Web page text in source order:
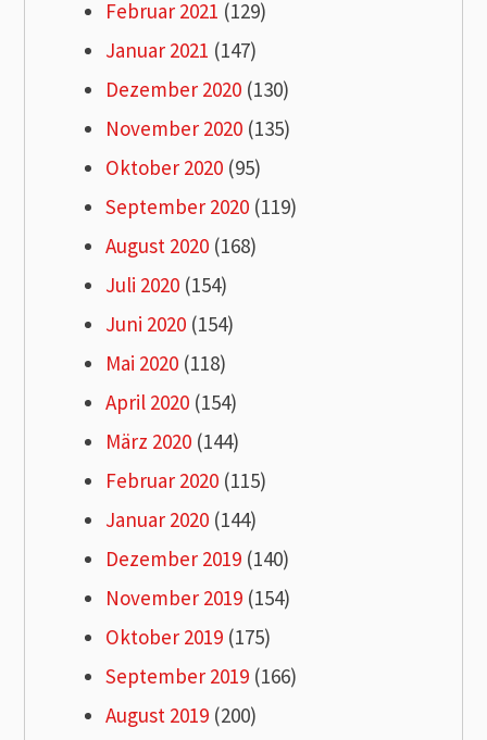
Februar 2021 (129)
Januar 2021 (147)
Dezember 2020 (130)
November 2020 (135)
Oktober 2020 (95)
September 2020 (119)
August 2020 (168)
Juli 2020 (154)
Juni 2020 (154)
Mai 2020 (118)
April 2020 (154)
März 2020 (144)
Februar 2020 (115)
Januar 2020 (144)
Dezember 2019 (140)
November 2019 (154)
Oktober 2019 (175)
September 2019 (166)
August 2019 (200)